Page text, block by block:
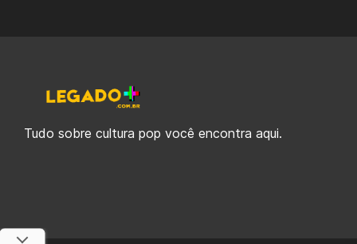
Tudo sobre cultura pop você encontra aqui.